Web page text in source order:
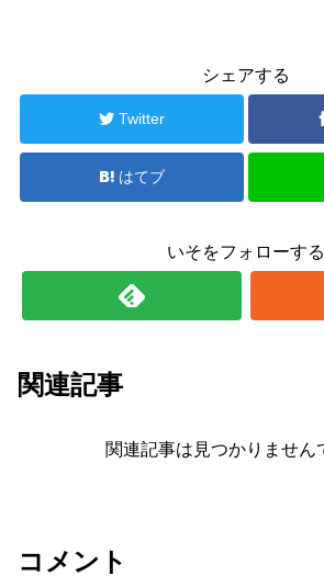
シェアする
Twitter
はてブ
いそをフォローする
関連記事
関連記事は見つかりません
コメント